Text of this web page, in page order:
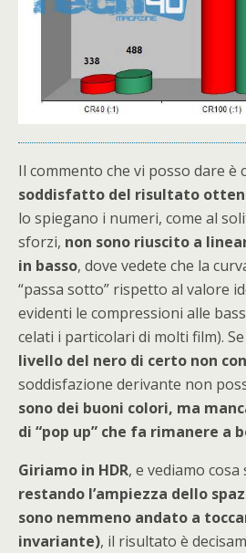
Il commento che vi posso dare è
soddisfatto del risultato
lo spiegano i numeri, come al
sforzi, non sono riuscito a
in basso, dove vedete che la
“passa sotto” rispetto al valore
evidenti le compressioni alle
celati i particolari di molti film).
livello del nero di certo non
soddisfazione derivante non
sono dei buoni colori, ma
di “pop up” che fa rimanere a
Giriamo in HDR, e vediamo cosa
restando l’ampiezza dello
sono nemmeno andato a
invariante), il risultato è